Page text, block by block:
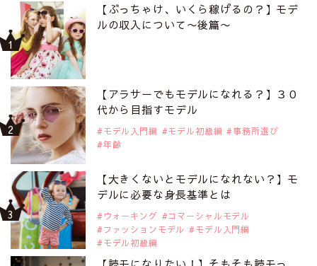
【ぶっちゃけ、いくら稼げるの？】モデ
ルの収入について〜後篇〜
【アラサーでもモデルになれる？】３０
代から目指すモデル
モデル入門編 モデル初級編
事務所選び
年齢
【大きくないとモデルになれない？】モ
デルに必要な身長基準とは
ウォーキング
コマーシャルモデル
ファッションモデル
モデル入門編
モデル初級編